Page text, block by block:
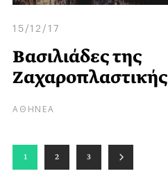
15/12/17
Βασιλιάδες της
Ζαχαροπλαστικής
ΑΘΗΝΕΑ
1 2 3